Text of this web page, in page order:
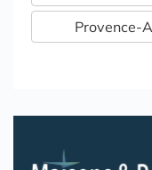
Provence-